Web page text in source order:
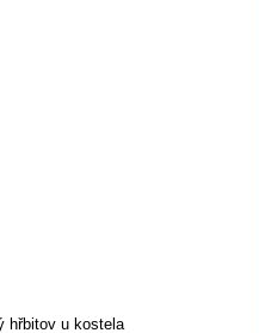
hřbitov u kostela